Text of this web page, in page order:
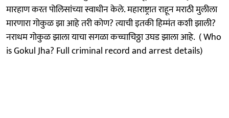
मारहाण करत पोलिसांच्या स्वाधीन केले. महाराष्ट्रात राहून मराठी मुलीला
मारणारा गोकुळ झा आहे तरी कोण? त्याची इतकी हिम्मंत कशी झाली?
नराधम गोकुळ झाला याचा सगळा कच्चाचिठ्ठा उघड झाला आहे. ( Who
is Gokul Jha? Full criminal record and arrest details)